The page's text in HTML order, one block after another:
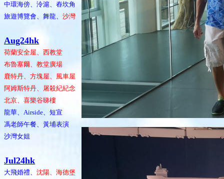
中環海傍、泠滬、舂坎角
旅遊博覽會、舞龍、 沙灣
Aug24hk
荷蘭安全屋、西教堂
布魯塞爾、教堂廣場
鹿特丹、方塊屋、風車屋
阿姆斯特丹、屠殺紀紀念
北京、喜樂谷睇樓
龍華、Airside、短宣
馮老師午餐、黃埔表演
沙灣女姐
Jul24hk
大飛婚禮、 沈陽、海德堡